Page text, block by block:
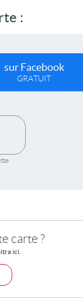
:
sur Facebook
GRATUIT
carte ?
ici.